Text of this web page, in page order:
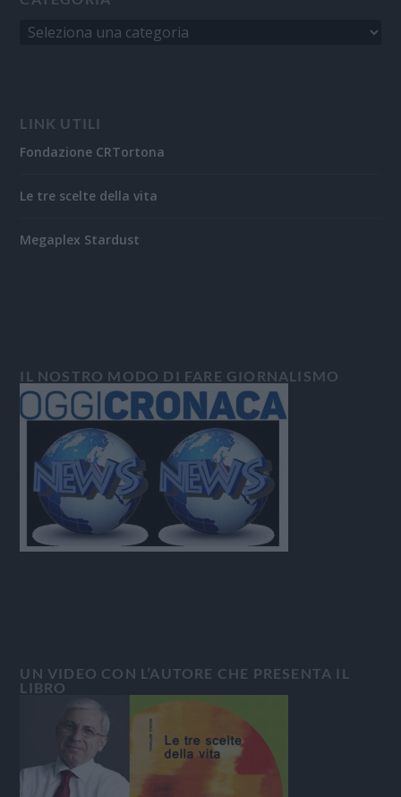
LINK UTILI
Fondazione CRTortona
Le tre scelte della vita
Megaplex Stardust
IL NOSTRO MODO DI FARE GIORNALISMO
UN VIDEO CON L’AUTORE CHE PRESENTA IL
LIBRO